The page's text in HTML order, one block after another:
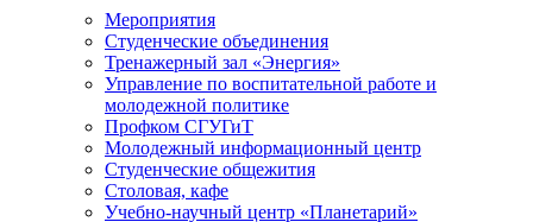
Мероприятия
Студенческие объединения
Тренажерный зал «Энергия»
Управление по воспитательной работе и
молодежной политике
Профком СГУГиТ
Молодежный информационный центр
Студенческие общежития
Столовая, кафе
Учебно-научный центр «Планетарий»